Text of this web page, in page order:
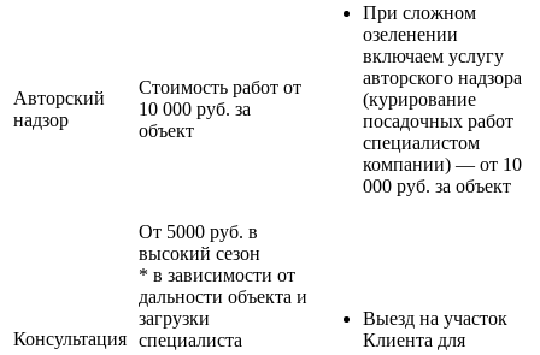
Авторский
надзор
Стоимость работ от
10 000 руб. за
объект
При сложном
озеленении
включаем услугу
авторского надзора
(курирование
посадочных работ
специалистом
компании) — от 10
000 руб. за объект
Консультация
От 5000 руб. в
высокий сезон
* в зависимости от
дальности объекта и
загрузки
специалиста
Выезд на участок
Клиента для